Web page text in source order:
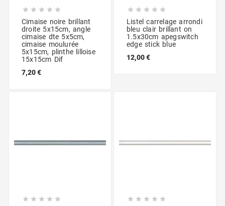
    
Cimaise noire brillant
droite 5x15cm, angle
cimaise dte 5x5cm,
cimaise moulurée
5x15cm, plinthe lilloise
15x15cm Dif
7,20 €
    
Listel carrelage arrondi
bleu clair brillant on
1.5x30cm apegswitch
edge stick blue
12,00 €
         